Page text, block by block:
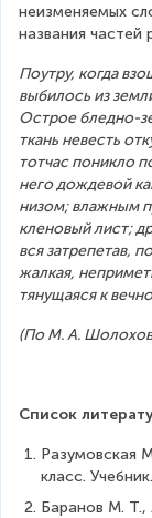
неизменяемых
названия частей
Поутру, когда
выбилось из
Острое бледно-
ткань невесть
тотчас поникло
него дождевой
низом; влажным
кленовый лист;
вся затрепетав,
жалкая,
тянущаяся к
(По М. А.
Список
Разумовская
класс.
Баранов М. Т.,